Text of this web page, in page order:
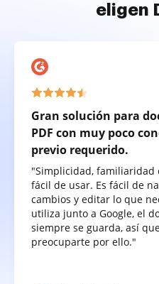
eligen
Gran solución para
PDF con muy poco
previo requerido.
"Simplicidad, familiaridad
fácil de usar. Es fácil de
cambios y editar lo que
utiliza junto a Google, el
siempre se guarda, así
preocuparte por ello."